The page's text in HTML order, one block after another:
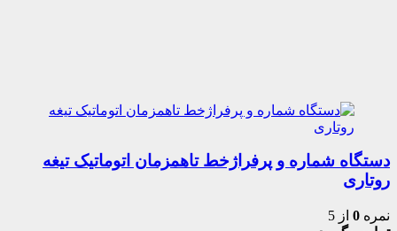
دستگاه شماره و پرفراژخط تاهمزمان اتوماتیک تیغه
روتاری
نمره 0 از 5